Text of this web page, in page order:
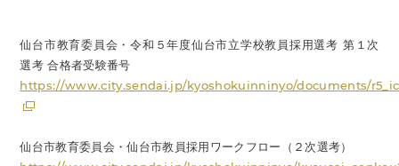
仙台市教育委員会・令和５年度仙台市立学校教員採用選考 第１次
選考 合格者受験番号
https://www.city.sendai.jp/kyoshokuinninyo/documents/
仙台市教育委員会・仙台市教員採用ワークフロー（２次選考）